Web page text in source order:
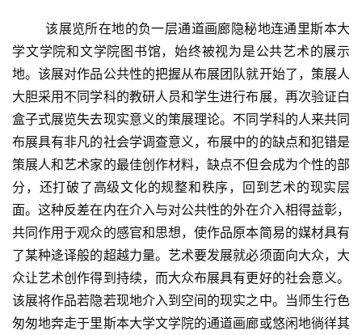
书
法
征
稿
学
术
研
究
法
书
欣
赏
学文学院和文学院图书馆，始终被视为是公共艺术的展示
地。该展对作品公共性的把握从布展团队就开始了，策展人
大胆采用不同学科的教研人员和学生进行布展，再次验证白
盒子式展览失去现实意义的策展理论。不同学科的人来共同
布展具有非凡的社会学调查意义，布展中的的缺点和犯错是
策展人和艺术家的最佳创作材料，缺点不但会成为个性的部
分，还打破了高级文化的规整和秩序，回到艺术的现实层
面。这种反差在内在介入与对公共性的外在介入相得益彰，
共同作用于观众的感官和思想，使作品原本简易的媒材具有
了某种迻译般的超越力量。艺术要发展就必须面向大众，大
众让艺术创作得到持续，而大众布展具有更好的社会意义。
该展将作品若隐若现地介入到空间的现实之中。当师生行色
匆匆地奔走于里斯本大学文学院的通道画廊或悠闲地徜徉其